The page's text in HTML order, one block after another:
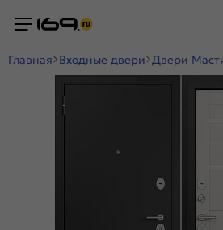
Главная Входные двери Двери